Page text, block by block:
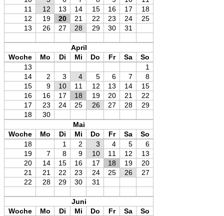
11
12 13 14 15 16 17
18
12
19 20 21 22 23 24
25
13
26 27 28 29 30 31
April
Woche
Mo Di Mi Do Fr Sa
So
13
1
14
2 3 4 5 6 7
8
15
9 10 11 12 13 14
15
16
16 17 18 19 20 21
22
17
23 24 25 26 27 28
29
18
30
Mai
Woche
Mo Di Mi Do Fr Sa
So
18
1 2 3 4 5
6
19
7 8 9 10 11 12
13
20
14 15 16 17 18 19
20
21
21 22 23 24 25 26
27
22
28 29 30 31
Juni
Woche
Mo Di Mi Do Fr Sa
So